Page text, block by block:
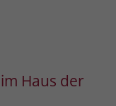
Haus der